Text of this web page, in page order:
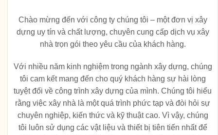
Chào mừng đến với công ty chúng tôi – một đơn vị xây
dựng uy tín và chất lượng, chuyên cung cấp dịch vụ xây
nhà trọn gói theo yêu cầu của khách hàng.
Với nhiều năm kinh nghiệm trong ngành xây dựng, chúng
tôi cam kết mang đến cho quý khách hàng sự hài lòng
tuyệt đối về công trình xây dựng của mình. Chúng tôi hiểu
rằng việc xây nhà là một quá trình phức tạp và đòi hỏi sự
chuyên nghiệp, kiến thức và kỹ thuật cao. Vì vậy, chúng
tôi luôn sử dụng các vật liệu và thiết bị tiên tiến nhất để